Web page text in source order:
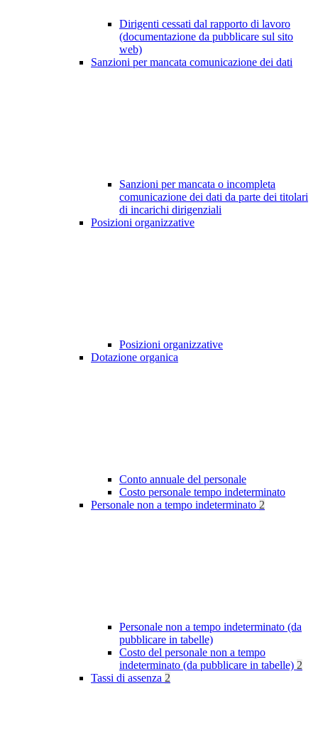
Dirigenti cessati dal rapporto di lavoro
(documentazione da pubblicare sul sito
web)
Sanzioni per mancata comunicazione dei dati
Sanzioni per mancata o incompleta
comunicazione dei dati da parte dei titolari
di incarichi dirigenziali
Posizioni organizzative
Posizioni organizzative
Dotazione organica
Conto annuale del personale
Costo personale tempo indeterminato
Personale non a tempo indeterminato 2
Personale non a tempo indeterminato (da
pubblicare in tabelle)
Costo del personale non a tempo
indeterminato (da pubblicare in tabelle) 2
Tassi di assenza 2